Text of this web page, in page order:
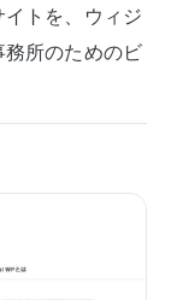
トを、ウィジ
所のためのビ